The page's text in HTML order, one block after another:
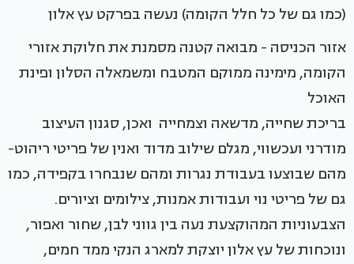
(כמו גם של כל חלל הקומה) נעשה בפרקט עץ אלון
אזור הכניסה - מבואה קטנה מסמנת את חלוקת אזורי
הקומה, מימינה ממוקם המטבח ומשמאלה הסלון ופינת
האוכל
בריכת שחייה, מדשאה וצמחייה ואכן, סגנון העיצוב
מודרני ועכשווי, מגלם שילוב מדוד ואנין של פריטי ריהוט-
מהם שבוצעו בעבודת נגרות ומהם שנבחרו בקפידה, כמו
גם של פריטי נוי ועבודות אמנות, צילומים וציורים.
הצבעוניות המהוקצעת נעה בין גווני לבן, שחור ואפור,
ונוכחות של עץ אלון יוצקת למארג הנקי ממד חמים,